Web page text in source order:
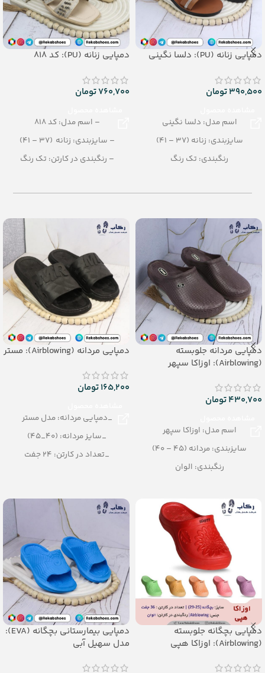
دمپایی زنانه (PU): دلسا نگینی
390,500تومان
اسم مدل: دلسا نگینی
سایزبندی: زنانه (37 – 41)
رنگبندی: تک رنگ
جنس: PU
دمپایی زنانه (PU): کد 818
760,700تومان
– اسم مدل: کد 818
– سایزبندی: زنانه (37 – 41)
– رنگبندی در کارتن: تک رنگ
– جنس زیره: PU
دمپایی مردانه جلوبسته
(Airblowing): اوزاکا سپهر
430,700تومان
اسم مدل: اوزاکا سپهر
سایزبندی: مردانه (45 – 40)
رنگبندی: الوان
جنس: Airblowing
دمپایی مردانه (Airblowing): مستر
165,200تومان
_دمپایی مردانه: مدل مستر
_سایز مردانه: (40_45)
_تعداد در کارتن: 24 جفت
دمپایی بچگانه جلوبسته
(Airblowing): اوزاکا هپی
دمپایی بیمارستانی بچگانه (EVA):
مدل سهیل آبی